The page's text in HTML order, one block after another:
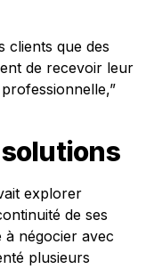
clients que des
de recevoir leur
explorer
de ses
négocier avec
plusieurs